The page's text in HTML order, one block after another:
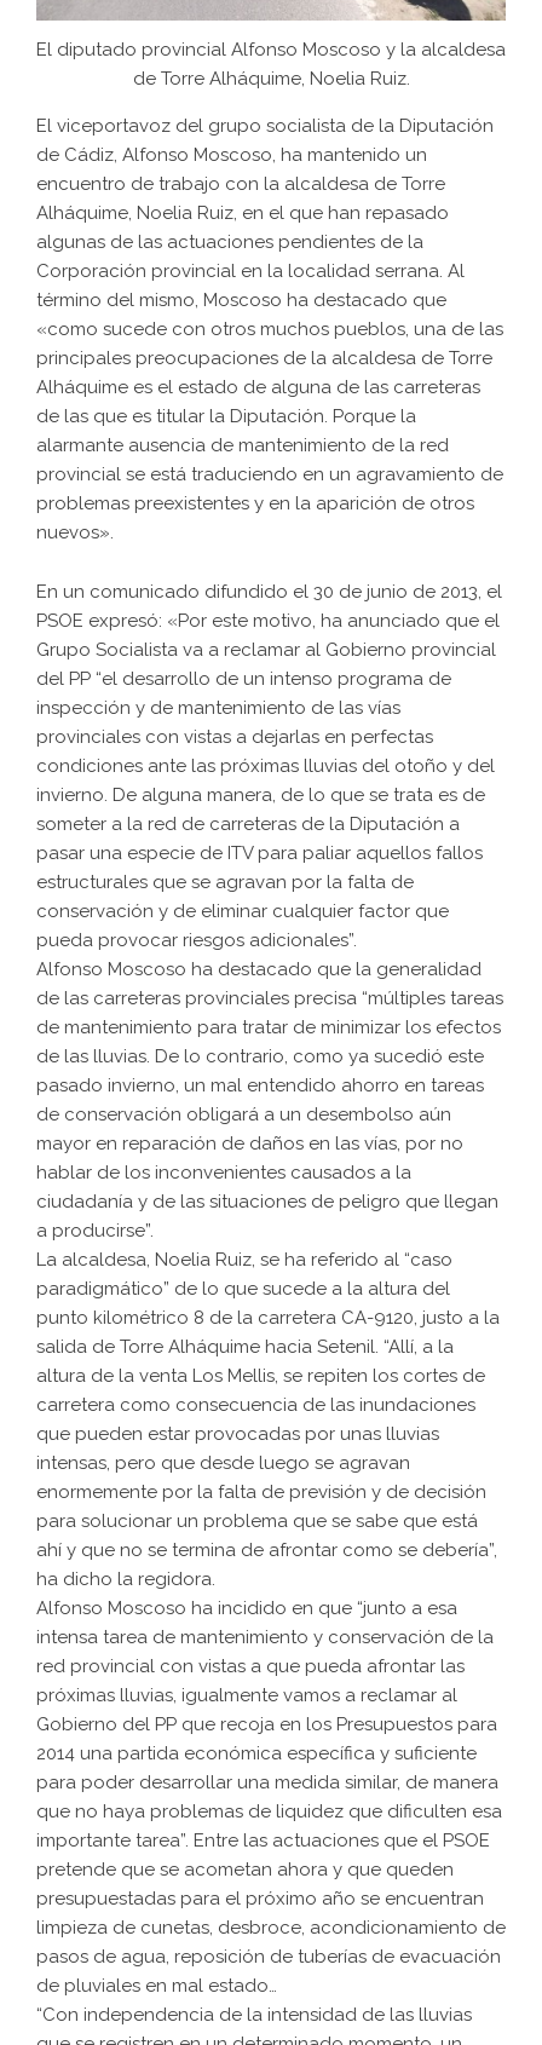
El diputado provincial Alfonso Moscoso y la alcaldesa
de Torre Alháquime, Noelia Ruiz.
El viceportavoz del grupo socialista de la Diputación
de Cádiz, Alfonso Moscoso, ha mantenido un
encuentro de trabajo con la alcaldesa de Torre
Alháquime, Noelia Ruiz, en el que han repasado
algunas de las actuaciones pendientes de la
Corporación provincial en la localidad serrana. Al
término del mismo, Moscoso ha destacado que
«como sucede con otros muchos pueblos, una de las
principales preocupaciones de la alcaldesa de Torre
Alháquime es el estado de alguna de las carreteras
de las que es titular la Diputación. Porque la
alarmante ausencia de mantenimiento de la red
provincial se está traduciendo en un agravamiento de
problemas preexistentes y en la aparición de otros
nuevos».
En un comunicado difundido el 30 de junio de 2013, el
PSOE expresó: «Por este motivo, ha anunciado que el
Grupo Socialista va a reclamar al Gobierno provincial
del PP “el desarrollo de un intenso programa de
inspección y de mantenimiento de las vías
provinciales con vistas a dejarlas en perfectas
condiciones ante las próximas lluvias del otoño y del
invierno. De alguna manera, de lo que se trata es de
someter a la red de carreteras de la Diputación a
pasar una especie de ITV para paliar aquellos fallos
estructurales que se agravan por la falta de
conservación y de eliminar cualquier factor que
pueda provocar riesgos adicionales”.
Alfonso Moscoso ha destacado que la generalidad
de las carreteras provinciales precisa “múltiples tareas
de mantenimiento para tratar de minimizar los efectos
de las lluvias. De lo contrario, como ya sucedió este
pasado invierno, un mal entendido ahorro en tareas
de conservación obligará a un desembolso aún
mayor en reparación de daños en las vías, por no
hablar de los inconvenientes causados a la
ciudadanía y de las situaciones de peligro que llegan
a producirse”.
La alcaldesa, Noelia Ruiz, se ha referido al “caso
paradigmático” de lo que sucede a la altura del
punto kilométrico 8 de la carretera CA-9120, justo a la
salida de Torre Alháquime hacia Setenil. “Allí, a la
altura de la venta Los Mellis, se repiten los cortes de
carretera como consecuencia de las inundaciones
que pueden estar provocadas por unas lluvias
intensas, pero que desde luego se agravan
enormemente por la falta de previsión y de decisión
para solucionar un problema que se sabe que está
ahí y que no se termina de afrontar como se debería”,
ha dicho la regidora.
Alfonso Moscoso ha incidido en que “junto a esa
intensa tarea de mantenimiento y conservación de la
red provincial con vistas a que pueda afrontar las
próximas lluvias, igualmente vamos a reclamar al
Gobierno del PP que recoja en los Presupuestos para
2014 una partida económica específica y suficiente
para poder desarrollar una medida similar, de manera
que no haya problemas de liquidez que dificulten esa
importante tarea”. Entre las actuaciones que el PSOE
pretende que se acometan ahora y que queden
presupuestadas para el próximo año se encuentran
limpieza de cunetas, desbroce, acondicionamiento de
pasos de agua, reposición de tuberías de evacuación
de pluviales en mal estado…
“Con independencia de la intensidad de las lluvias